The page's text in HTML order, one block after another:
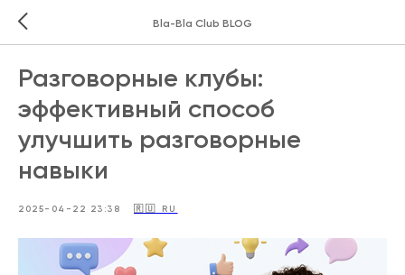
Bla-Bla Club BLOG
Разговорные клубы:
эффективный способ
улучшить разговорные
навыки
2025-04-22 23:38 🇷🇺 RU